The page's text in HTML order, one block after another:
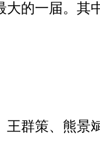
大的一届。其
王群策、熊景